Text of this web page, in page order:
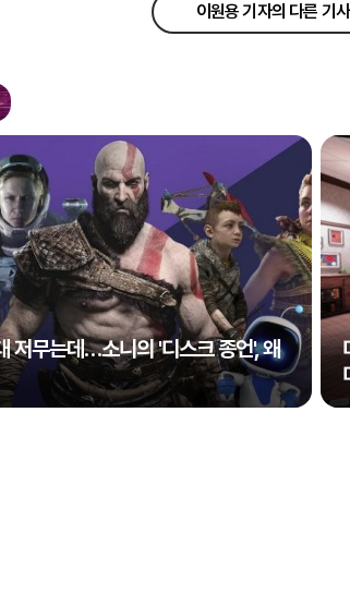
이원용 기자의 다른 기
저무는데…소니의 '디스크 종언', 왜